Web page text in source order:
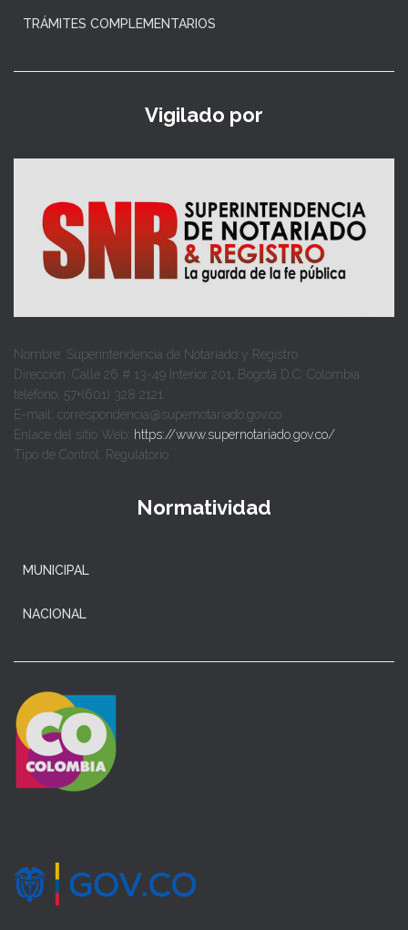
TRÁMITES COMPLEMENTARIOS
Vigilado por
Nombre: Superintendencia de Notariado y Registro
Dirección: Calle 26 # 13-49 Interior 201, Bogotá D.C. Colombia.
teléfono: 57+(601) 328 2121
E-mail: correspondencia@supernotariado.gov.co
Enlace del sitio Web: https://www.supernotariado.gov.co/
Tipo de Control: Regulatorio
Normatividad
MUNICIPAL
NACIONAL